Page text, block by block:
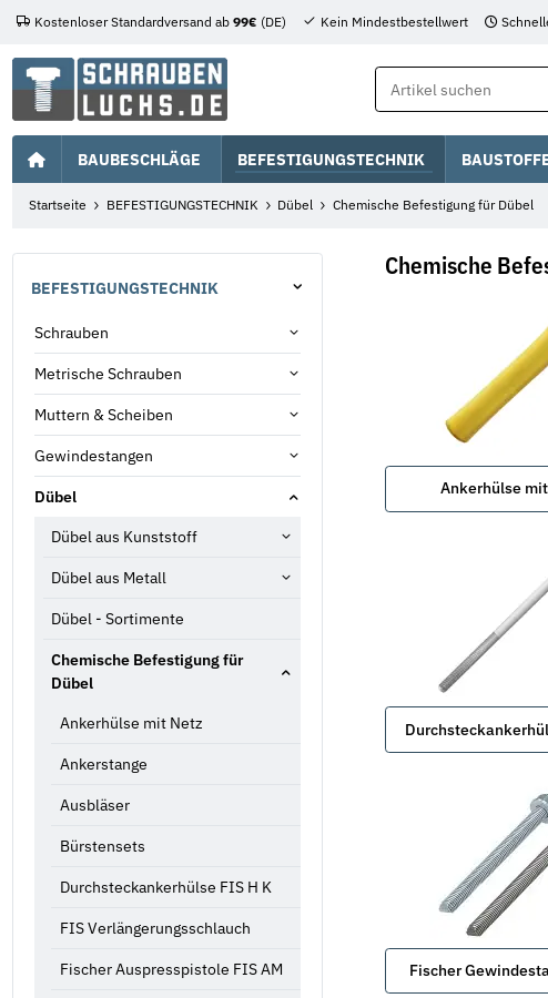
Kostenloser Standardversand ab 99€ (DE) Kein Mindestbestellwert
BAUBESCHLÄGE BEFESTIGUNGSTECHNIK
Startseite BEFESTIGUNGSTECHNIK Dübel Chemische Befestigung für Dübel
Chemische
Ankerhülse
Fischer
BEFESTIGUNGSTECHNIK
Schrauben
Metrische Schrauben
Muttern & Scheiben
Gewindestangen
Dübel
Dübel aus Kunststoff
Dübel aus Metall
Dübel - Sortimente
Chemische Befestigung für
Dübel
Ankerhülse mit Netz
Ankerstange
Ausbläser
Bürstensets
Durchsteckankerhülse FIS H K
FIS Verlängerungsschlauch
Fischer Auspresspistole FIS AM